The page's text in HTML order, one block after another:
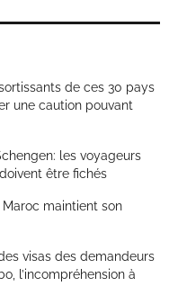
de ces 30 pays
une caution pouvant
les voyageurs
être fichés
maintient son
visas des demandeurs
l’incompréhension à